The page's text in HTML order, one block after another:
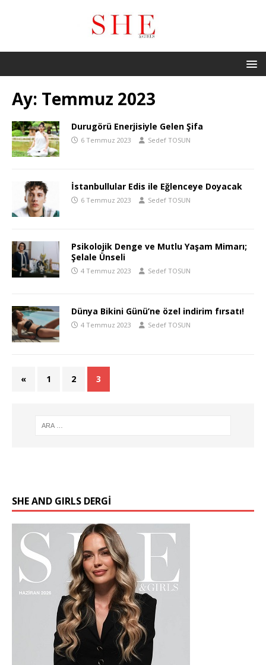
Ay: Temmuz 2023
Durugörü Enerjisiyle Gelen Şifa
6 Temmuz 2023 Sedef TOSUN
İstanbullular Edis ile Eğlenceye Doyacak
6 Temmuz 2023 Sedef TOSUN
Psikolojik Denge ve Mutlu Yaşam Mimarı;
Şelale Ünseli
4 Temmuz 2023 Sedef TOSUN
Dünya Bikini Günü’ne özel indirim fırsatı!
4 Temmuz 2023 Sedef TOSUN
« 1 2 3
SHE AND GIRLS DERGİ